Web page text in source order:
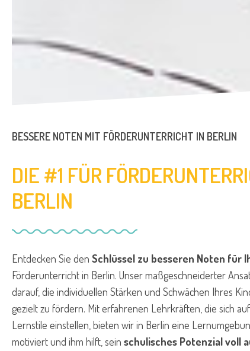
BESSERE NOTEN MIT FÖRDERUNTERRICHT IN BERLIN
DIE #1 FÜR
BERLIN
Entdecken Sie den Schlüssel zu besseren Noten für
Förderunterricht in Berlin. Unser maßgeschneiderter
darauf, die individuellen Stärken und Schwächen Ihres
gezielt zu fördern. Mit erfahrenen Lehrkräften, die sich
Lernstile einstellen, bieten wir in Berlin eine
motiviert und ihm hilft, sein schulisches Potenzial voll